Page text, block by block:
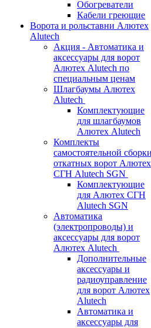
Обогреватели
Кабели греющие
Ворота и рольставни Алютех
Alutech
Акция - Автоматика и
аксессуары для ворот
Алютех Alutech по
специальным ценам
Шлагбаумы Алютех
Alutech
Комплектующие
для шлагбаумов
Алютех Alutech
Комплекты
самостоятельной сборки
откатных ворот Алютех
СГН Alutech SGN
Комплектующие
для Алютех СГН
Alutech SGN
Автоматика
(электропроводы) и
аксессуары для ворот
Алютех Alutech
Дополнительные
аксессуары и
радиоуправление
для ворот Алютех
Alutech
Автоматика и
аксессуары для